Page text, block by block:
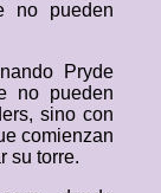
no pueden
Pryde
no pueden
sino con
comienzan
su torre.